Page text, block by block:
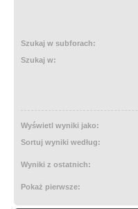
Szukaj w subforach:
Szukaj w:
Wyświetl wyniki jako:
Sortuj wyniki według:
Wyniki z ostatnich:
Pokaż pierwsze: